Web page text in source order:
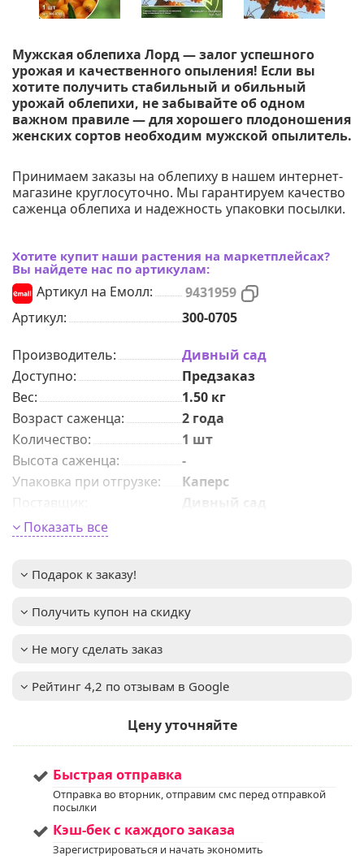
Мужская облепиха Лорд — залог успешного
урожая и качественного опыления! Если вы
хотите получить стабильный и обильный
урожай облепихи, не забывайте об одном
важном правиле — для хорошего плодоношения
женских сортов необходим мужской опылитель.
Принимаем заказы на облепиху в нашем интернет-
магазине круглосуточно. Мы гарантируем качество
саженца облепиха и надежность упаковки посылки.
Хотите купит наши растения на маркетплейсах?
Вы найдете нас по артикулам:
Артикул на Емолл:
9431959
Артикул:
300-0705
Производитель:
Дивный сад
Доступно:
Предзаказ
Вес:
1.50 кг
Возраст саженца:
2 года
Количeствo:
1 шт
Высота саженца:
-
Упаковка при отгрузке:
Каперс
Поставщик
Дивный сад
Период цветения
растения:
Зимостойкость
Освещенность
Солнце + Полутень
Примечание:
устойчивость к
основным
голубики, таким как
рекомендуется
профилактические
обработки.
Услуга: Мы предлагаем
Показать все
Подарок к заказу!
Получить купон на скидку
Не могу сделать заказ
Рейтинг 4,2 по отзывам в Google
Цену уточняйте
Быстрая отправка
Отправка во вторник, отправим смс перед отправкой
посылки
Кэш-бек с каждого заказа
Зарегистрироваться и начать экономить